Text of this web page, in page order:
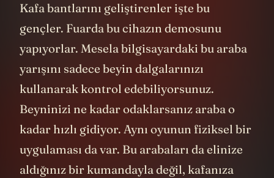
Kafa bantlarını geliştirenler işte bu
gençler. Fuarda bu cihazın demosunu
yapıyorlar. Mesela bilgisayardaki bu araba
yarışını sadece beyin dalgalarınızı
kullanarak kontrol edebiliyorsunuz.
Beyninizi ne kadar odaklarsanız araba o
kadar hızlı gidiyor. Aynı oyunun fiziksel bir
uygulaması da var. Bu arabaları da elinize
aldığınız bir kumandayla değil, kafanıza